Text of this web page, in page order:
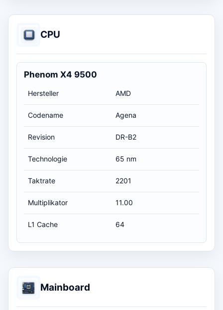
CPU
Phenom X4 9500
Hersteller AMD
Codename Agena
Revision DR-B2
Technologie 65 nm
Taktrate 2201
Multiplikator 11.00
L1 Cache 64
Mainboard